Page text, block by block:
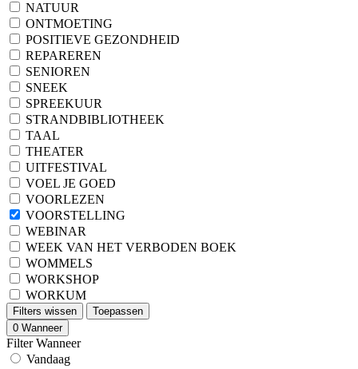
NATUUR
ONTMOETING
POSITIEVE GEZONDHEID
REPAREREN
SENIOREN
SNEEK
SPREEKUUR
STRANDBIBLIOTHEEK
TAAL
THEATER
UITFESTIVAL
VOEL JE GOED
VOORLEZEN
VOORSTELLING
WEBINAR
WEEK VAN HET VERBODEN BOEK
WOMMELS
WORKSHOP
WORKUM
Filters wissen
Toepassen
0 Wanneer
Filter Wanneer
Vandaag